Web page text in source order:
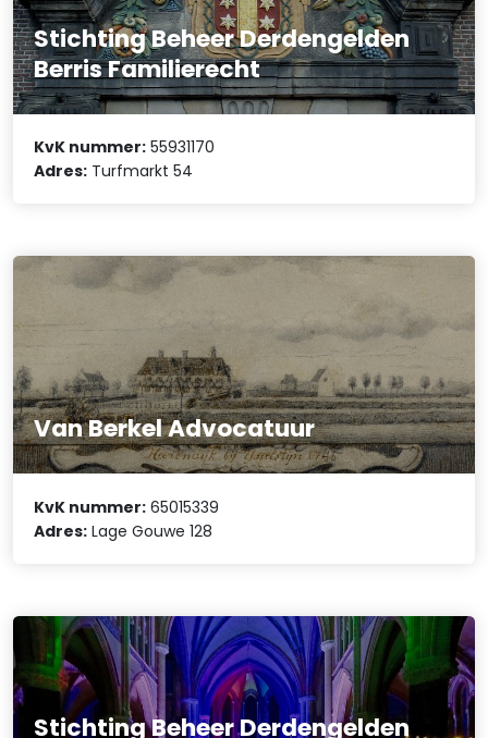
Stichting Beheer Derdengelden
Berris Familierecht
KvK nummer: 55931170
Adres: Turfmarkt 54
Van Berkel Advocatuur
KvK nummer: 65015339
Adres: Lage Gouwe 128
Stichting Beheer Derdengelden